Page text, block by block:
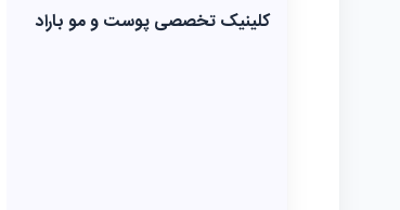
کلینیک تخصصی پوست و مو باراد